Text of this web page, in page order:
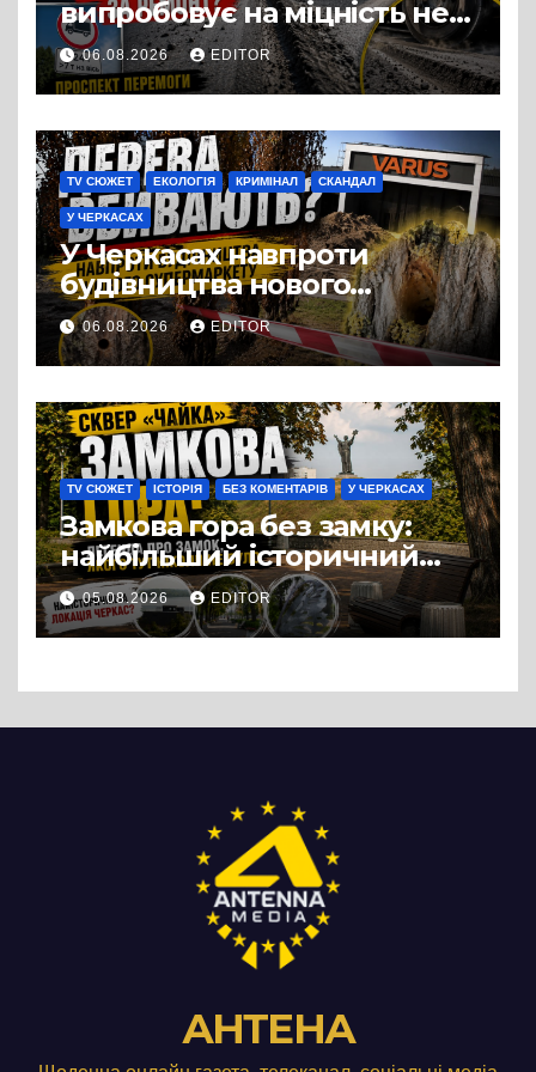
випробовує на міцність не
лише людей, а й дороги
Черкас
06.08.2026 EDITOR
TV СЮЖЕТ ЕКОЛОГІЯ КРИМІНАЛ СКАНДАЛ
У ЧЕРКАСАХ
У Черкасах навпроти
будівництва нового
супермаркету VARUS на
проспекті Перемоги всохли
дерева. І це навряд чи
можна назвати
випадковістю
06.08.2026 EDITOR
TV СЮЖЕТ ІСТОРІЯ БЕЗ КОМЕНТАРІВ У ЧЕРКАСАХ
Замкова гора без замку:
найбільший історичний
міф Черкас
05.08.2026 EDITOR
АНТЕНА